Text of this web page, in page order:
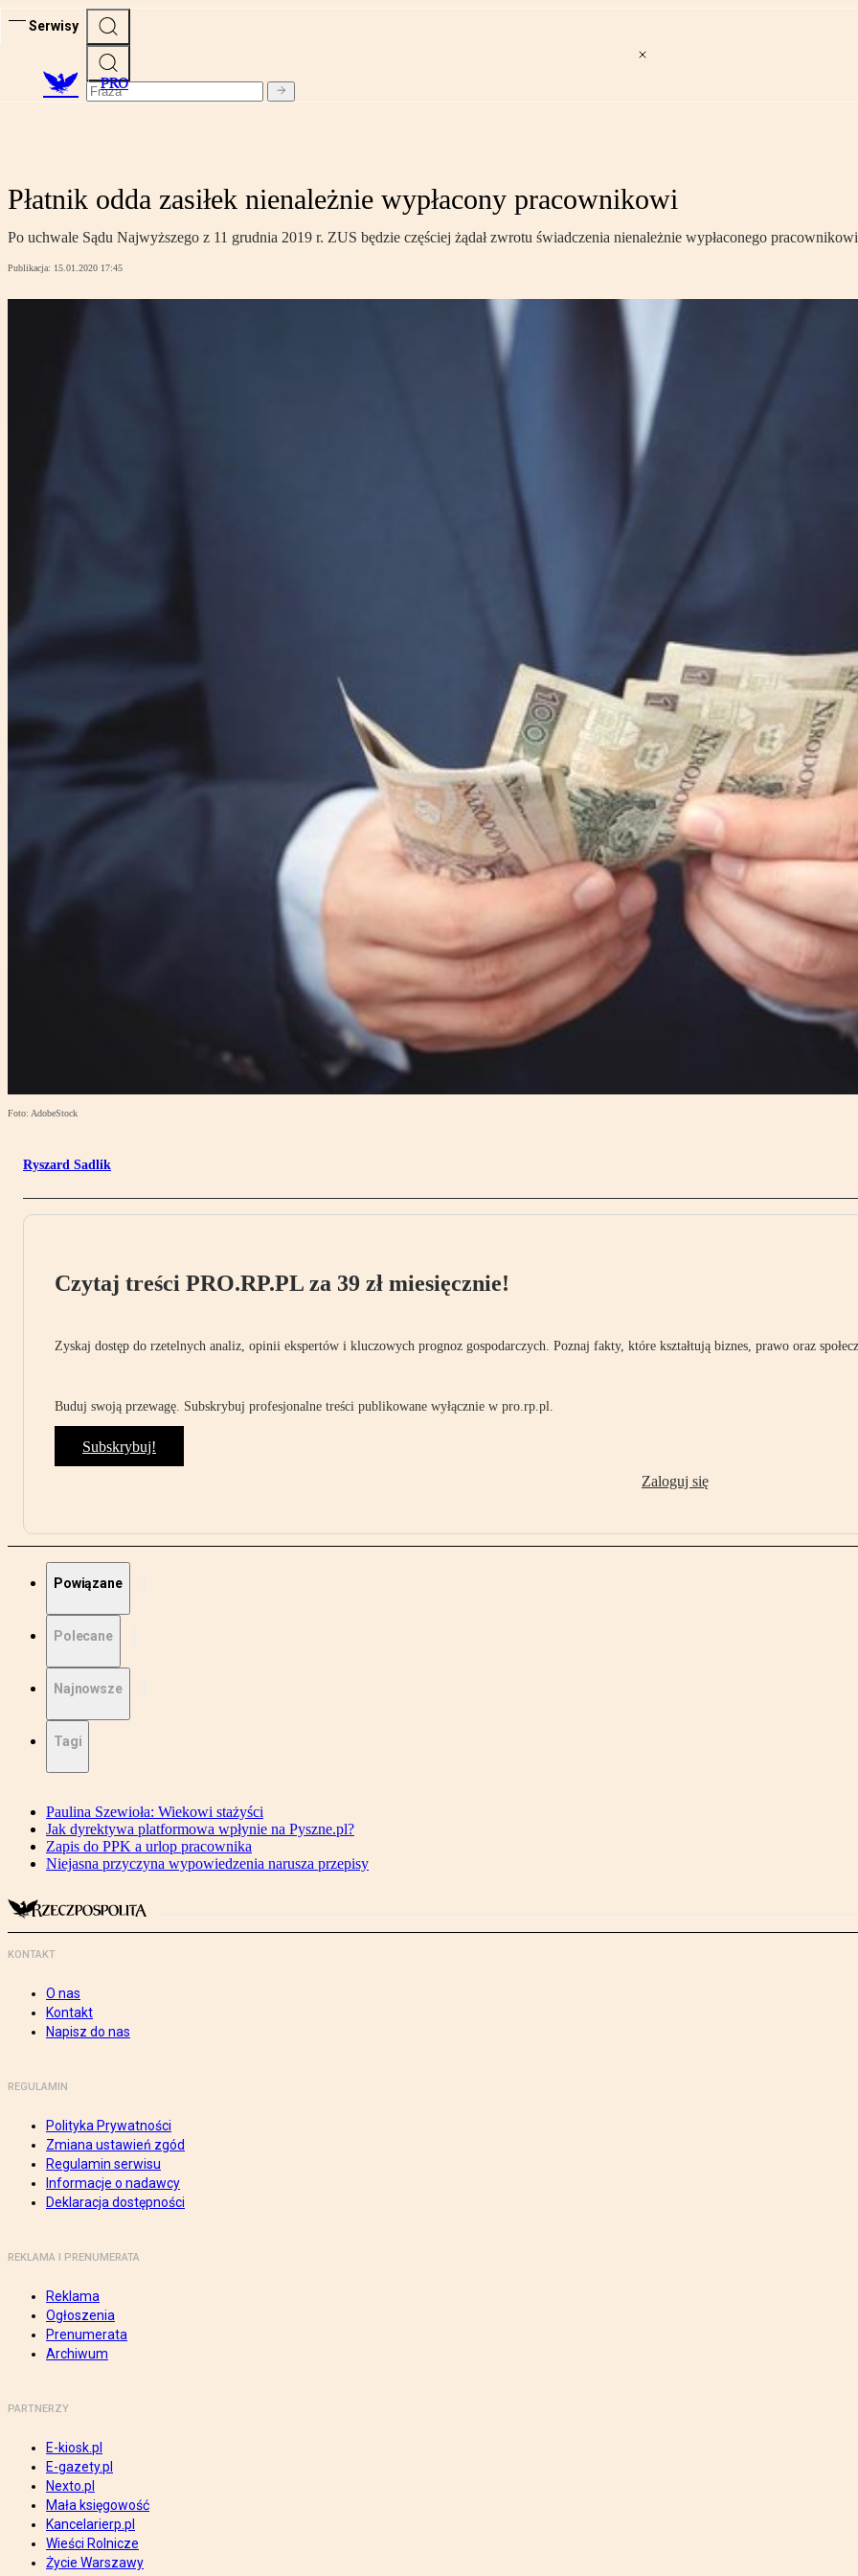
Serwisy
PRO
Płatnik odda zasiłek nienależnie wypłacony pracownikowi
Po uchwale Sądu Najwyższego z 11 grudnia 2019 r. ZUS będzie częściej żądał zwrotu świadczenia nienależnie wypłaconego
Publikacja: 15.01.2020 17:45
Foto: AdobeStock
Ryszard Sadlik
Czytaj treści PRO.RP.PL za 39 zł miesięcznie!
Zyskaj dostęp do rzetelnych analiz, opinii ekspertów i kluczowych prognoz gospodarczych. Poznaj fakty, które kształtują biznes, prawo oraz
Buduj swoją przewagę. Subskrybuj profesjonalne treści publikowane wyłącznie w pro.rp.pl.
Subskrybuj!
Zaloguj się
Powiązane
Polecane
Najnowsze
Tagi
Paulina Szewioła: Wiekowi stażyści
Jak dyrektywa platformowa wpłynie na Pyszne.pl?
Zapis do PPK a urlop pracownika
Niejasna przyczyna wypowiedzenia narusza przepisy
KONTAKT
O nas
Kontakt
Napisz do nas
REGULAMIN
Polityka Prywatności
Zmiana ustawień zgód
Regulamin serwisu
Informacje o nadawcy
Deklaracja dostępności
REKLAMA I PRENUMERATA
Reklama
Ogłoszenia
Prenumerata
Archiwum
PARTNERZY
E-kiosk.pl
E-gazety.pl
Nexto.pl
Mała księgowość
Kancelarierp.pl
Wieści Rolnicze
Życie Warszawy